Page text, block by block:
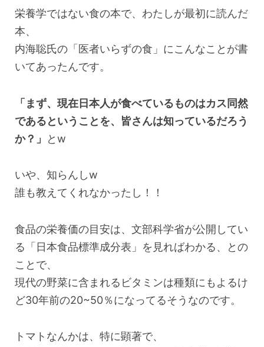
栄養学ではない食の本で、わたしが最初に読んだ
本、
内海聡氏の「医者いらずの食」にこんなことが書
いてあったんです。
「まず、現在日本人が食べているものはカス同然
であるということを、皆さんは知っているだろう
か？」
とw
いや、知らんしw
誰も教えてくれなかったし！！
食品の栄養価の目安は、文部科学省が公開してい
る「日本食品標準成分表」を見ればわかる、との
ことで、
現代の野菜に含まれるビタミンは種類にもよるけ
ど30年前の20~50％になってるそうなのです。
トマトなんかは、特に顕著で、